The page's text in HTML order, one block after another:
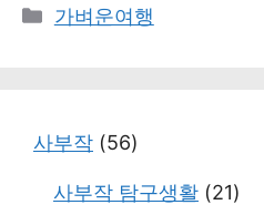
카
가벼운여행
사부작 (56)
사부작 탐구생활 (21)